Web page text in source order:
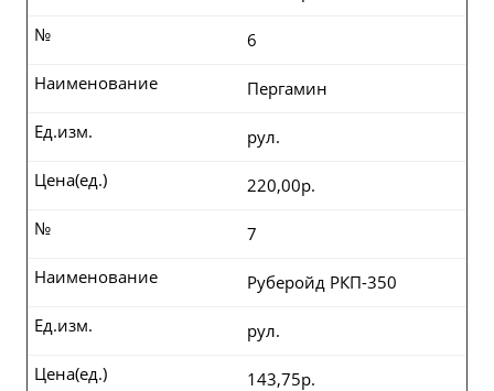
6
№
Пергамин
Наименование
рул.
Ед.изм.
220,00р.
Цена(ед.)
7
№
Руберойд РКП-350
Наименование
рул.
Ед.изм.
143,75р.
Цена(ед.)